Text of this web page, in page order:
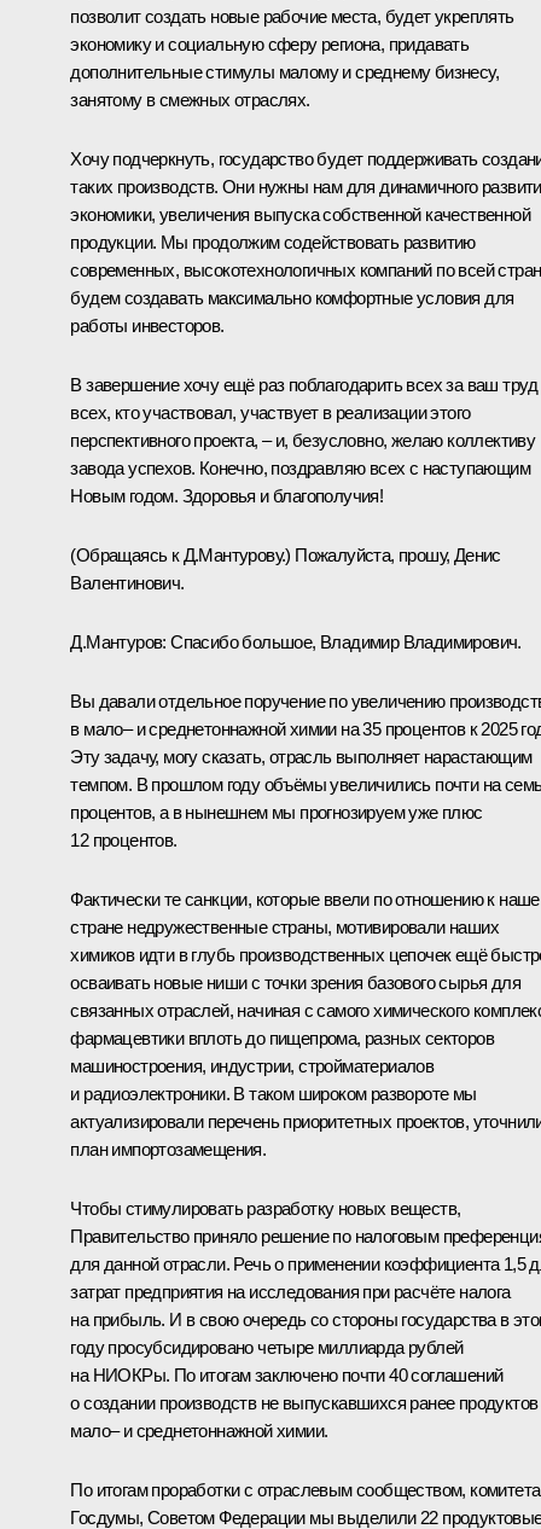
позволит создать новые рабочие места, будет укреплять
экономику и социальную сферу региона, придавать
дополнительные стимулы малому и среднему бизнесу,
занятому в смежных отраслях.
Хочу подчеркнуть, государство будет поддерживать
таких производств. Они нужны нам для динамичного
экономики, увеличения выпуска собственной качественной
продукции. Мы продолжим содействовать развитию
современных, высокотехнологичных компаний по всей
будем создавать максимально комфортные условия для
работы инвесторов.
В завершение хочу ещё раз поблагодарить всех за ваш
всех, кто участвовал, участвует в реализации этого
перспективного проекта, – и, безусловно, желаю коллективу
завода успехов. Конечно, поздравляю всех с наступающим
Новым годом. Здоровья и благополучия!
(Обращаясь к Д.Мантурову.) Пожалуйста, прошу, Денис
Валентинович.
Д.Мантуров: Спасибо большое, Владимир Владимирович.
Вы давали отдельное поручение по увеличению
в мало– и среднетоннажной химии на 35 процентов к 2025
Эту задачу, могу сказать, отрасль выполняет нарастающим
темпом. В прошлом году объёмы увеличились почти на
процентов, а в нынешнем мы прогнозируем уже плюс
12 процентов.
Фактически те санкции, которые ввели по отношению к
стране недружественные страны, мотивировали наших
химиков идти в глубь производственных цепочек ещё
осваивать новые ниши с точки зрения базового сырья для
связанных отраслей, начиная с самого химического
фармацевтики вплоть до пищепрома, разных секторов
машиностроения, индустрии, стройматериалов
и радиоэлектроники. В таком широком развороте мы
актуализировали перечень приоритетных проектов,
план импортозамещения.
Чтобы стимулировать разработку новых веществ,
Правительство приняло решение по налоговым
для данной отрасли. Речь о применении коэффициента 1,5
затрат предприятия на исследования при расчёте налога
на прибыль. И в свою очередь со стороны государства в
году просубсидировано четыре миллиарда рублей
на НИОКРы. По итогам заключено почти 40 соглашений
о создании производств не выпускавшихся ранее продуктов
мало– и среднетоннажной химии.
По итогам проработки с отраслевым сообществом,
Госдумы, Советом Федерации мы выделили 22